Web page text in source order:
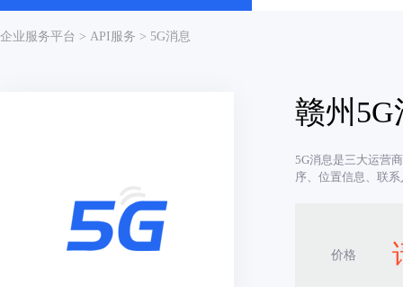
企业服务平台 > API服务 > 5G消息
赣州5G
5G消息是三大运营
序、位置信息、联
价格